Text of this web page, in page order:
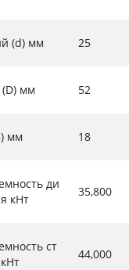
(d) мм 25
мм 52
мм 18
ди
кНт
35,800
ст
44,000